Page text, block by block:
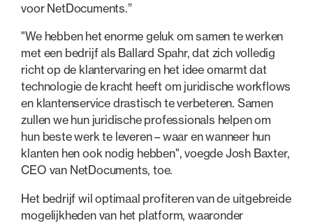
voor NetDocuments.”
"We hebben het enorme geluk om samen te werken
met een bedrijf als Ballard Spahr, dat zich volledig
richt op de klantervaring en het idee omarmt dat
technologie de kracht heeft om juridische workflows
en klantenservice drastisch te verbeteren. Samen
zullen we hun juridische professionals helpen om
hun beste werk te leveren – waar en wanneer hun
klanten hen ook nodig hebben", voegde Josh Baxter,
CEO van NetDocuments, toe.
Het bedrijf wil optimaal profiteren van de uitgebreide
mogelijkheden van het platform, waaronder